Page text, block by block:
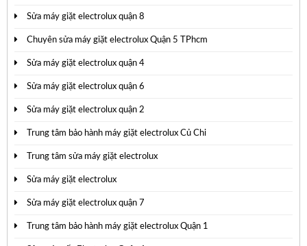
Sửa máy giặt electrolux quận 8
Chuyên sửa máy giặt electrolux Quận 5 TPhcm
Sửa máy giặt electrolux quận 4
Sửa máy giặt electrolux quận 6
Sửa máy giặt electrolux quận 2
Trung tâm bảo hành máy giặt electrolux Củ Chi
Trung tâm sửa máy giặt electrolux
Sửa máy giặt electrolux
Sửa máy giặt electrolux quận 7
Trung tâm bảo hành máy giặt electrolux Quận 1